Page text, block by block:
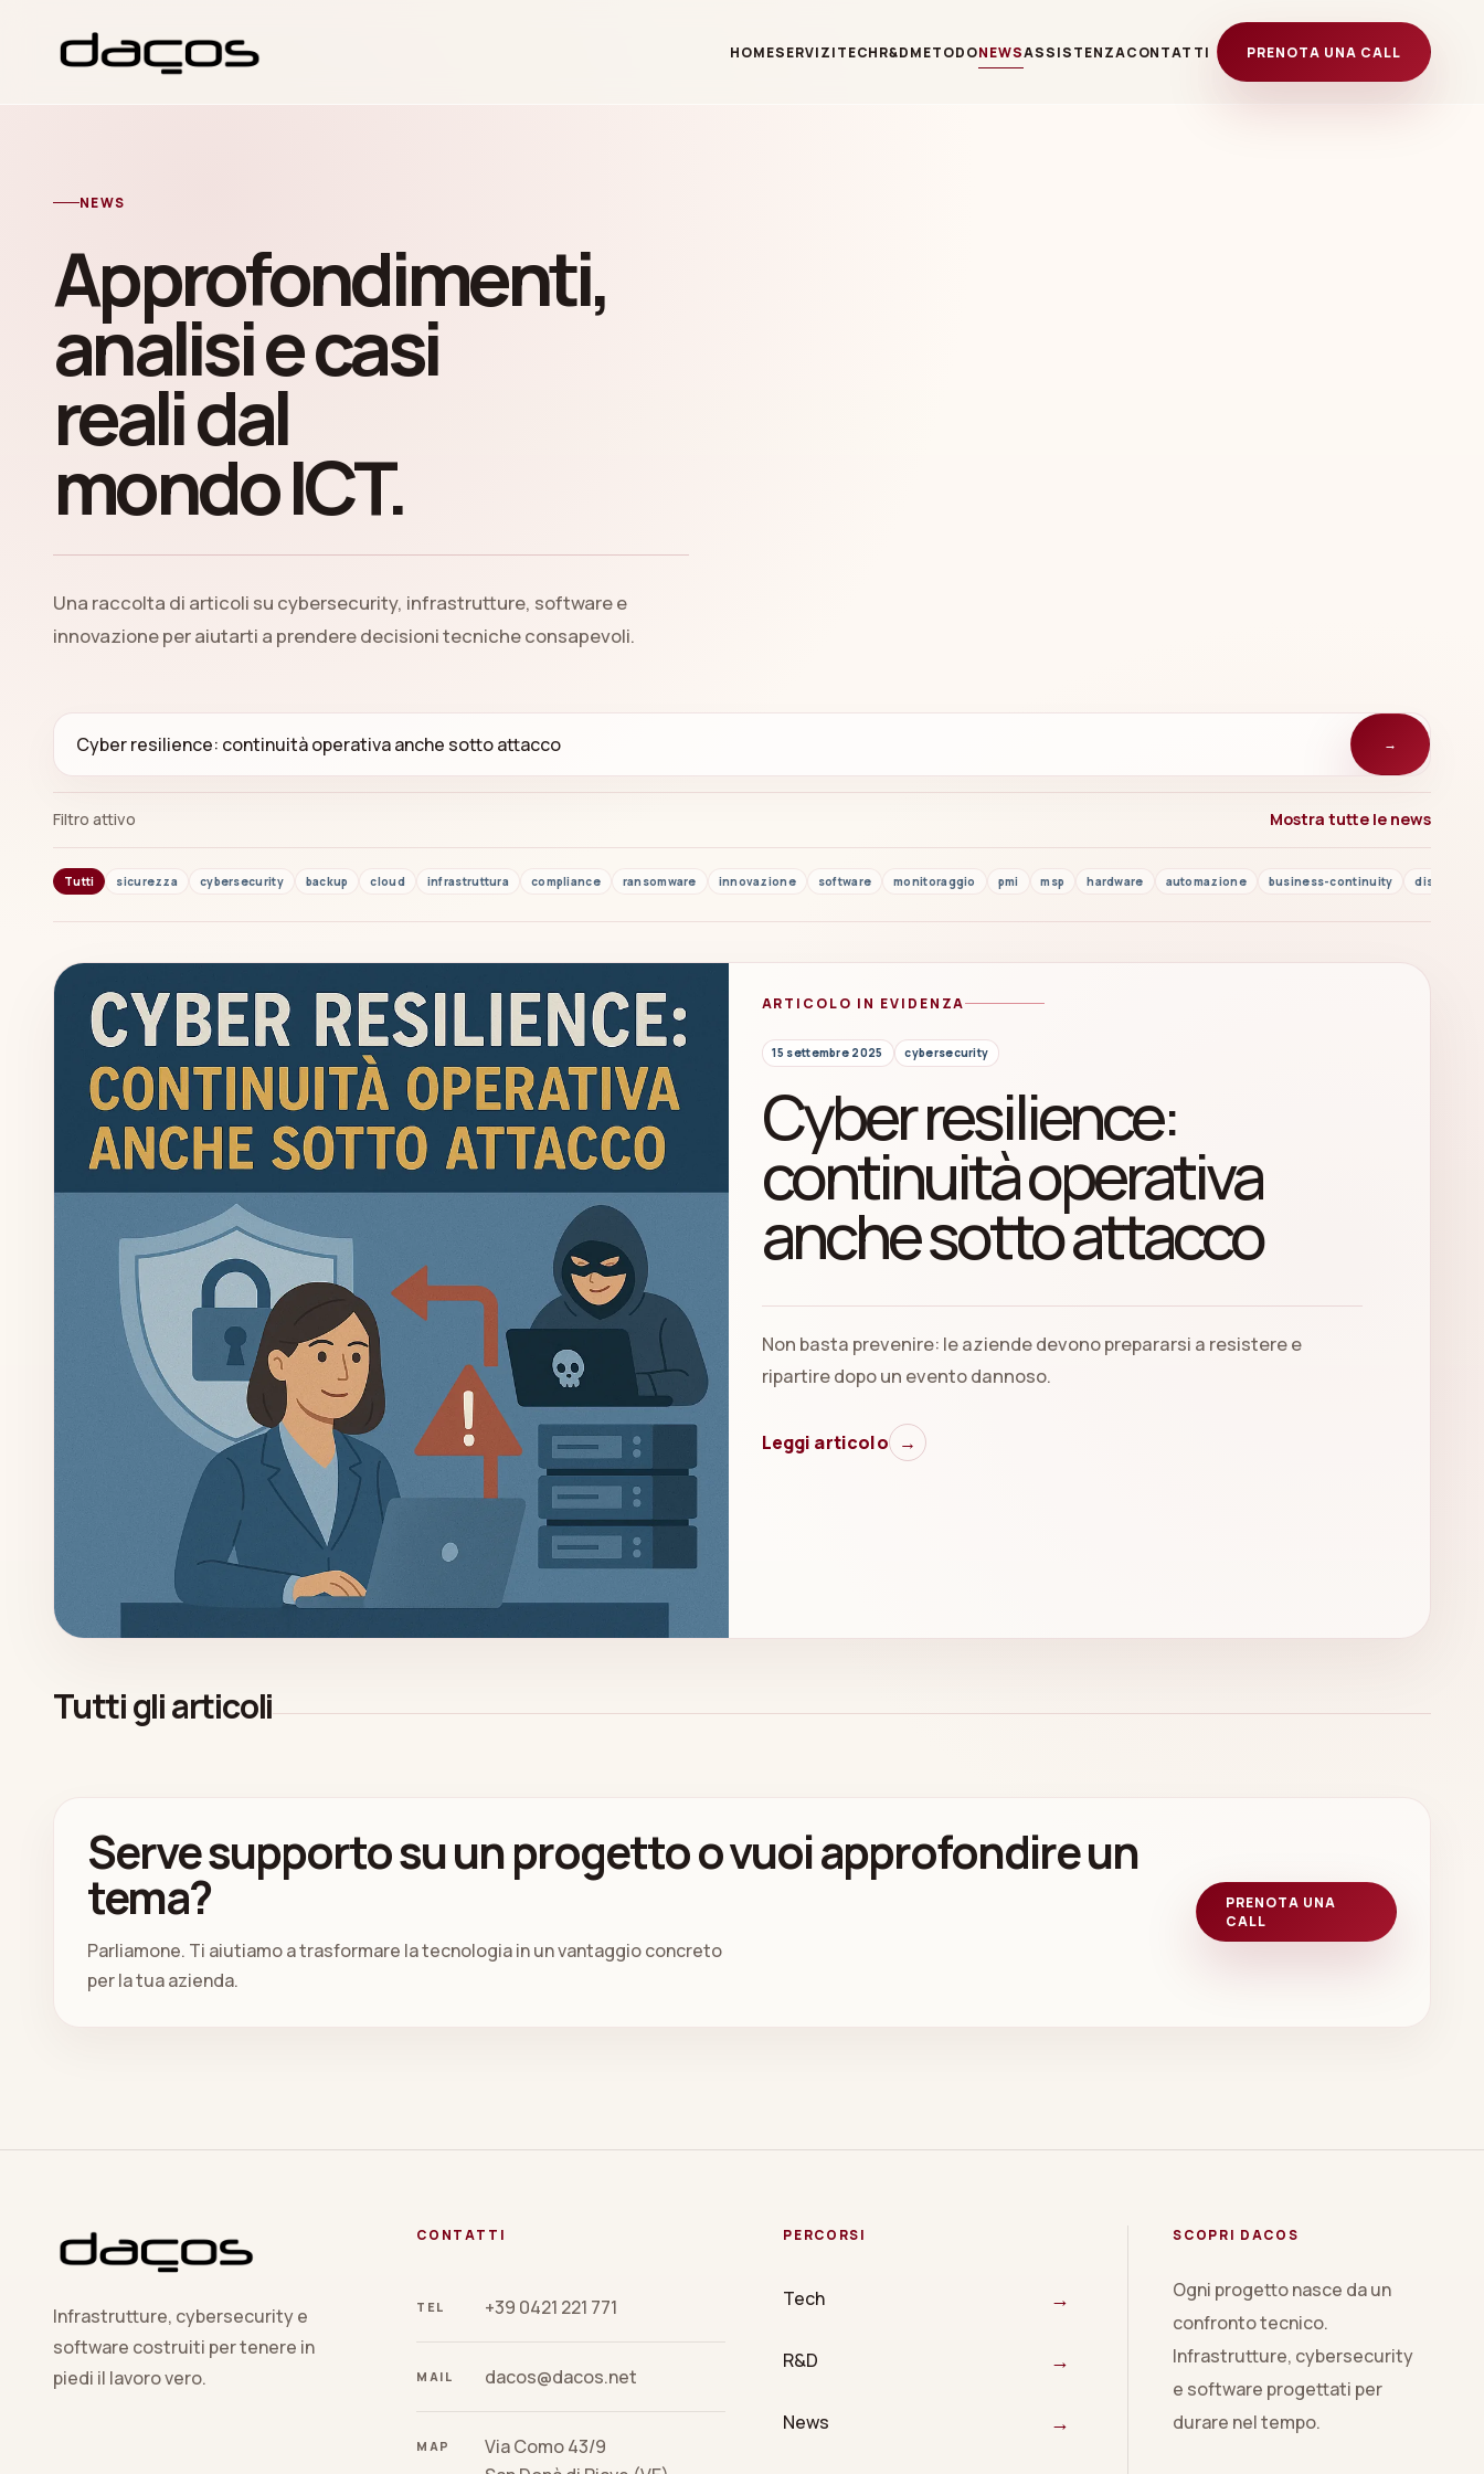
HOMESERVIZITECHR&DMETODONEWSASSISTENZACONTATTI PRENOTA UNA CALL
NEWS
Approfondimenti,
analisi e casi
reali dal
mondo ICT.
Una raccolta di articoli su cybersecurity, infrastrutture, software e
innovazione per aiutarti a prendere decisioni tecniche consapevoli.
→
Filtro attivo Mostra tutte le news
Tutti sicurezza cybersecurity backup cloud infrastruttura compliance ransomware innovazione software monitoraggio pmi msp hardware automazione business-continuity disaster
ARTICOLO IN EVIDENZA
15 settembre 2025 cybersecurity
Cyber resilience:
continuità operativa
anche sotto attacco
Non basta prevenire: le aziende devono prepararsi a resistere e
ripartire dopo un evento dannoso.
Leggi articolo →
Tutti gli articoli
Serve supporto su un progetto o vuoi approfondire un
tema?
Parliamone. Ti aiutiamo a trasformare la tecnologia in un vantaggio concreto
per la tua azienda.
PRENOTA UNA
CALL
Infrastrutture, cybersecurity e
software costruiti per tenere in
piedi il lavoro vero.
CONTATTI
TEL +39 0421 221 771
MAIL dacos@dacos.net
MAP
Via Como 43/9
PERCORSI
Tech →
R&D →
News →
SCOPRI DACOS
Ogni progetto nasce da un
confronto tecnico.
Infrastrutture, cybersecurity
e software progettati per
durare nel tempo.